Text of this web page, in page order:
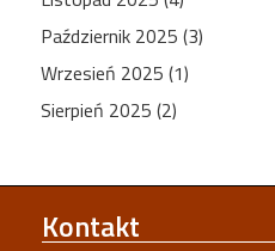
Październik 2025 (3)
Wrzesień 2025 (1)
Sierpień 2025 (2)
Kontakt